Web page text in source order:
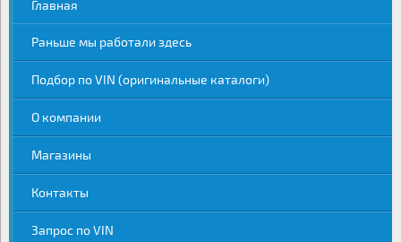
Главная
Раньше мы работали здесь
Подбор по VIN (оригинальные каталоги)
О компании
Магазины
Контакты
Запрос по VIN